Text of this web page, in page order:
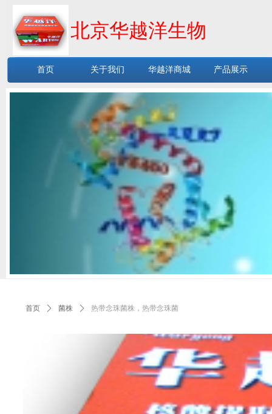
北京华越洋生物
首页 关于我们 华越洋商城 产品展示
首页 ꄲ 菌株 ꄲ 热带念珠菌株，热带念珠菌